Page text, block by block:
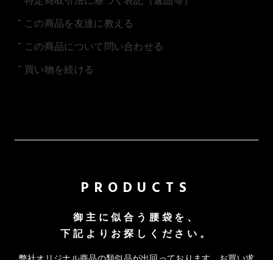
この商品を友達に教える
この商品について問い合わせる
買い物を続ける
PRODUCTS
御主に似合う腰袋を、
下記よりお探しください。